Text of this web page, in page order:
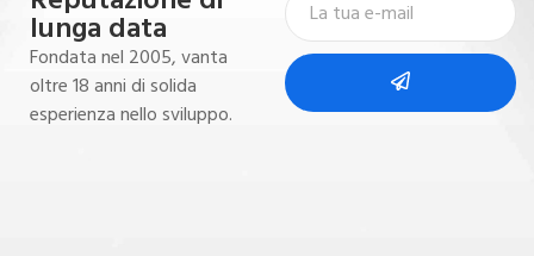
lunga data
Fondata nel 2005, vanta
oltre 18 anni di solida
esperienza nello sviluppo.